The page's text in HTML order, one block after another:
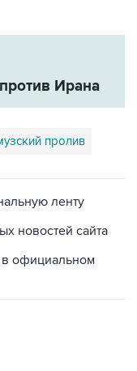
Ирана
пролив
ленту
новостей сайта
в официальном